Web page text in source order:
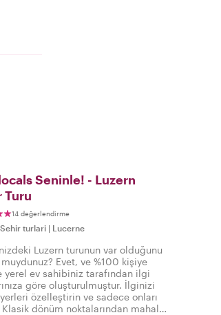
Seninle! - Luzern
Turu
14 değerlendirme
Sehir turlari | Lucerne
Luzern turunun var olduğunu
Evet, ve %100 kişiye
yerel ev sahibiniz tarafından ilgi
göre oluşturulmuştur. İlginizi
özelleştirin ve sadece onları
dönüm noktalarından mahalle